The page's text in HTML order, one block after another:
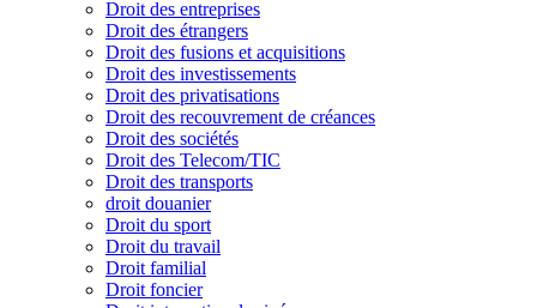
Droit des entreprises
Droit des étrangers
Droit des fusions et acquisitions
Droit des investissements
Droit des privatisations
Droit des recouvrement de créances
Droit des sociétés
Droit des Telecom/TIC
Droit des transports
droit douanier
Droit du sport
Droit du travail
Droit familial
Droit foncier